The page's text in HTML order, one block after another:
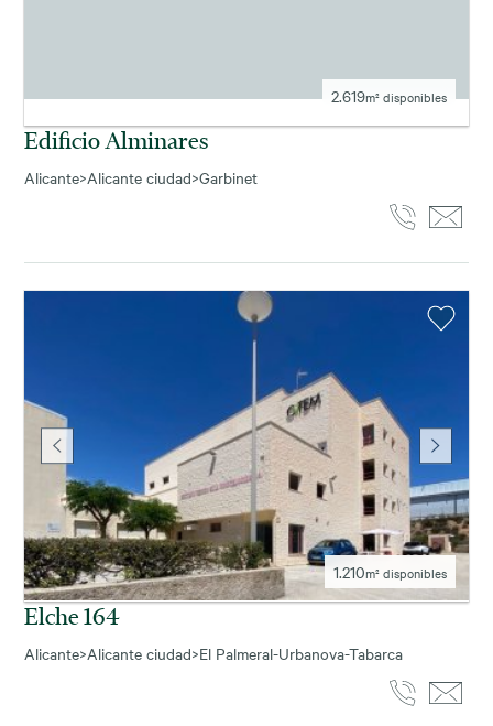
2.619m² disponibles
Edificio Alminares
Alicante>Alicante ciudad>Garbinet
1.210m² disponibles
Elche 164
Alicante>Alicante ciudad>El Palmeral-Urbanova-Tabarca